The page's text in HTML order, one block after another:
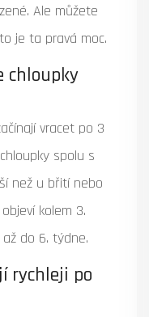
Ale můžete
je ta pravá moc.
chloupky
vracet po 3
spolu s
než u břití nebo
kolem 3.
do 6. týdne.
rychleji po